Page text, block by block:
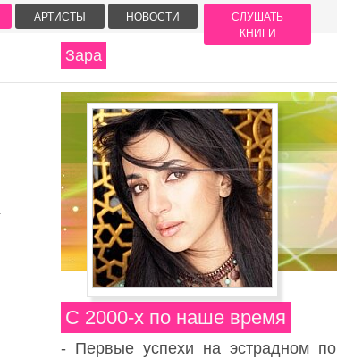
Зара
С 2000-х по наше время
- Первые успехи на эстрадном
АРТИСТЫ НОВОСТИ
СЛУШАТЬ
КНИГИ